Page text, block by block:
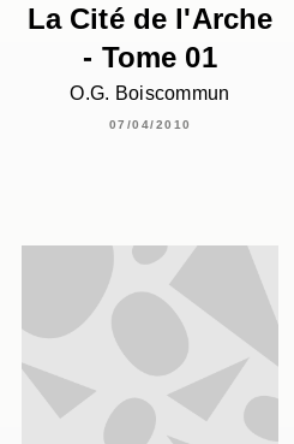
La Cité de l'Arche
- Tome 01
O.G. Boiscommun
07/04/2010